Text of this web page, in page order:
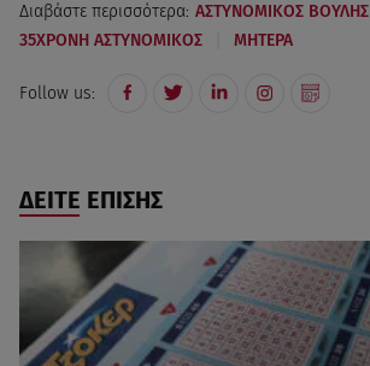
Διαβάστε περισσότερα: ΑΣΤΥΝΟΜΙΚΟΣ ΒΟΥΛΗΣ
35ΧΡΟΝΗ ΑΣΤΥΝΟΜΙΚΟΣ ΜΗΤΕΡΑ
Follow us:
ΔΕΙΤΕ ΕΠΙΣΗΣ